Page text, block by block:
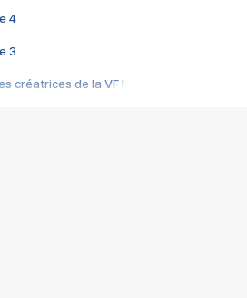
4
3
créatrices de la VF !